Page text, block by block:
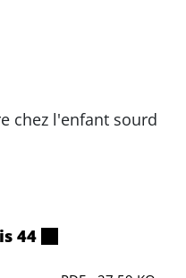
chez l'enfant sourd
44